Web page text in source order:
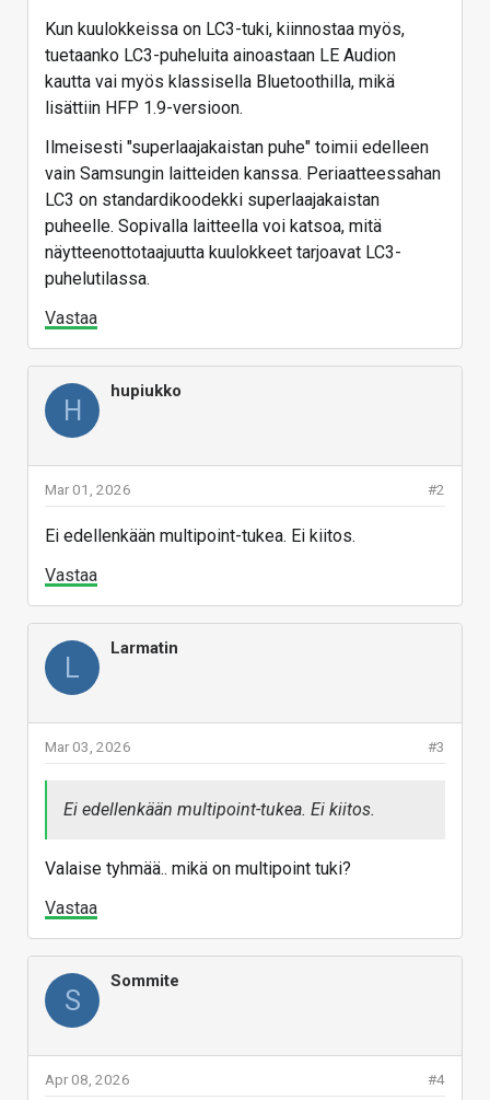
Kun kuulokkeissa on LC3-tuki, kiinnostaa myös,
tuetaanko LC3-puheluita ainoastaan LE Audion
kautta vai myös klassisella Bluetoothilla, mikä
lisättiin HFP 1.9-versioon.
Ilmeisesti "superlaajakaistan puhe" toimii edelleen
vain Samsungin laitteiden kanssa. Periaatteessahan
LC3 on standardikoodekki superlaajakaistan
puheelle. Sopivalla laitteella voi katsoa, mitä
näytteenottotaajuutta kuulokkeet tarjoavat LC3-
puhelutilassa.
Vastaa
H
hupiukko
#2
Mar 01, 2026
Ei edellenkään multipoint-tukea. Ei kiitos.
Vastaa
L
Larmatin
#3
Mar 03, 2026
Ei edellenkään multipoint-tukea. Ei kiitos.
Valaise tyhmää.. mikä on multipoint tuki?
Vastaa
S
Sommite
#4
Apr 08, 2026